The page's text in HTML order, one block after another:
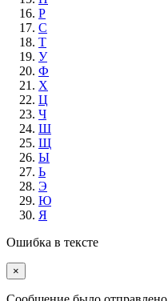
Р
С
Т
У
Ф
Х
Ц
Ч
Ш
Щ
Ы
Ь
Э
Ю
Я
Ошибка в тексте
×